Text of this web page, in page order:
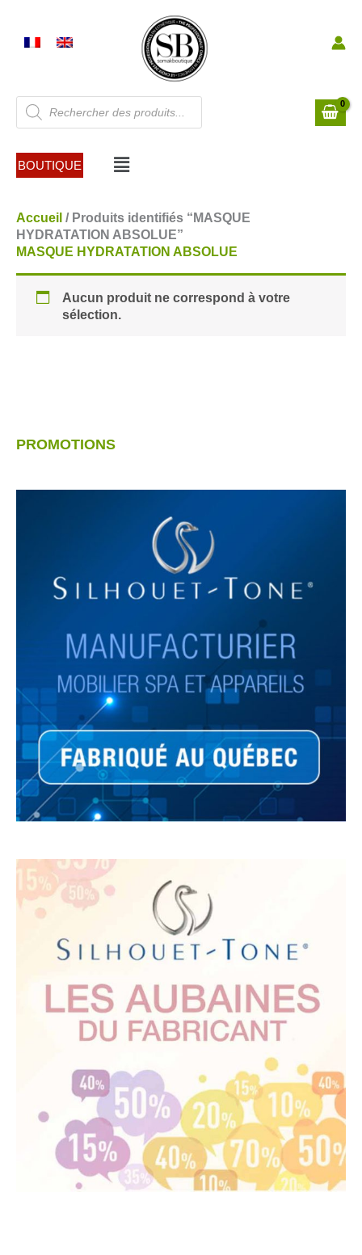
contenu
Recherche
de
produits
BOUTIQUE Menu
PROMOTIONS
Accueil / Produits identifiés “MASQUE
HYDRATATION ABSOLUE”
MASQUE HYDRATATION ABSOLUE
Aucun produit ne correspond à votre
sélection.